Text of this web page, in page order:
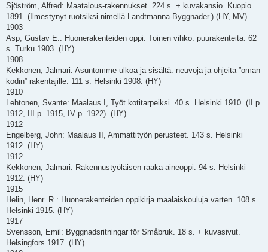
Sjöström, Alfred: Maatalous-rakennukset. 224 s. + kuvakansio. Kuopio
1891. (Ilmestynyt ruotsiksi nimellä Landtmanna-Byggnader.) (HY, MV)
1903
Asp, Gustav E.: Huonerakenteiden oppi. Toinen vihko: puurakenteita. 62
s. Turku 1903. (HY)
1908
Kekkonen, Jalmari: Asuntomme ulkoa ja sisältä: neuvoja ja ohjeita ”oman
kodin” rakentajille. 111 s. Helsinki 1908. (HY)
1910
Lehtonen, Svante: Maalaus I, Työt kotitarpeiksi. 40 s. Helsinki 1910. (II p.
1912, III p. 1915, IV p. 1922). (HY)
1912
Engelberg, John: Maalaus II, Ammattityön perusteet. 143 s. Helsinki
1912. (HY)
1912
Kekkonen, Jalmari: Rakennustyöläisen raaka-aineoppi. 94 s. Helsinki
1912. (HY)
1915
Helin, Henr. R.: Huonerakenteiden oppikirja maalaiskouluja varten. 108 s.
Helsinki 1915. (HY)
1917
Svensson, Emil: Byggnadsritningar för Småbruk. 18 s. + kuvasivut.
Helsingfors 1917. (HY)